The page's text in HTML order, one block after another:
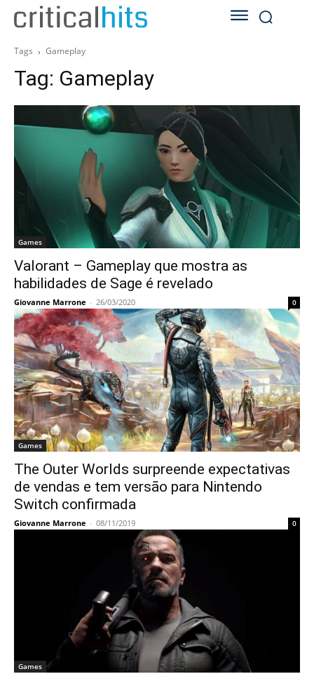
Tags Gameplay
Tag: Gameplay
Games
Valorant – Gameplay que mostra as
habilidades de Sage é revelado
Giovanne Marrone - 26/03/2020 0
Games
The Outer Worlds surpreende expectativas
de vendas e tem versão para Nintendo
Switch confirmada
Giovanne Marrone - 08/11/2019 0
Games